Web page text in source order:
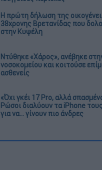
Η πρώτη δήλωση της
38χρονης Βρετανίδας που
στην Κυψέλη
Ντύθηκε «Χάρος», ανέβηκε
νοσοκομείου και κοιτούσε
ασθενείς
«Όχι γκέι 17 Pro, αλλά
Ρώσοι διαλύουν τα iPhone
για να... γίνουν πιο άνδρες